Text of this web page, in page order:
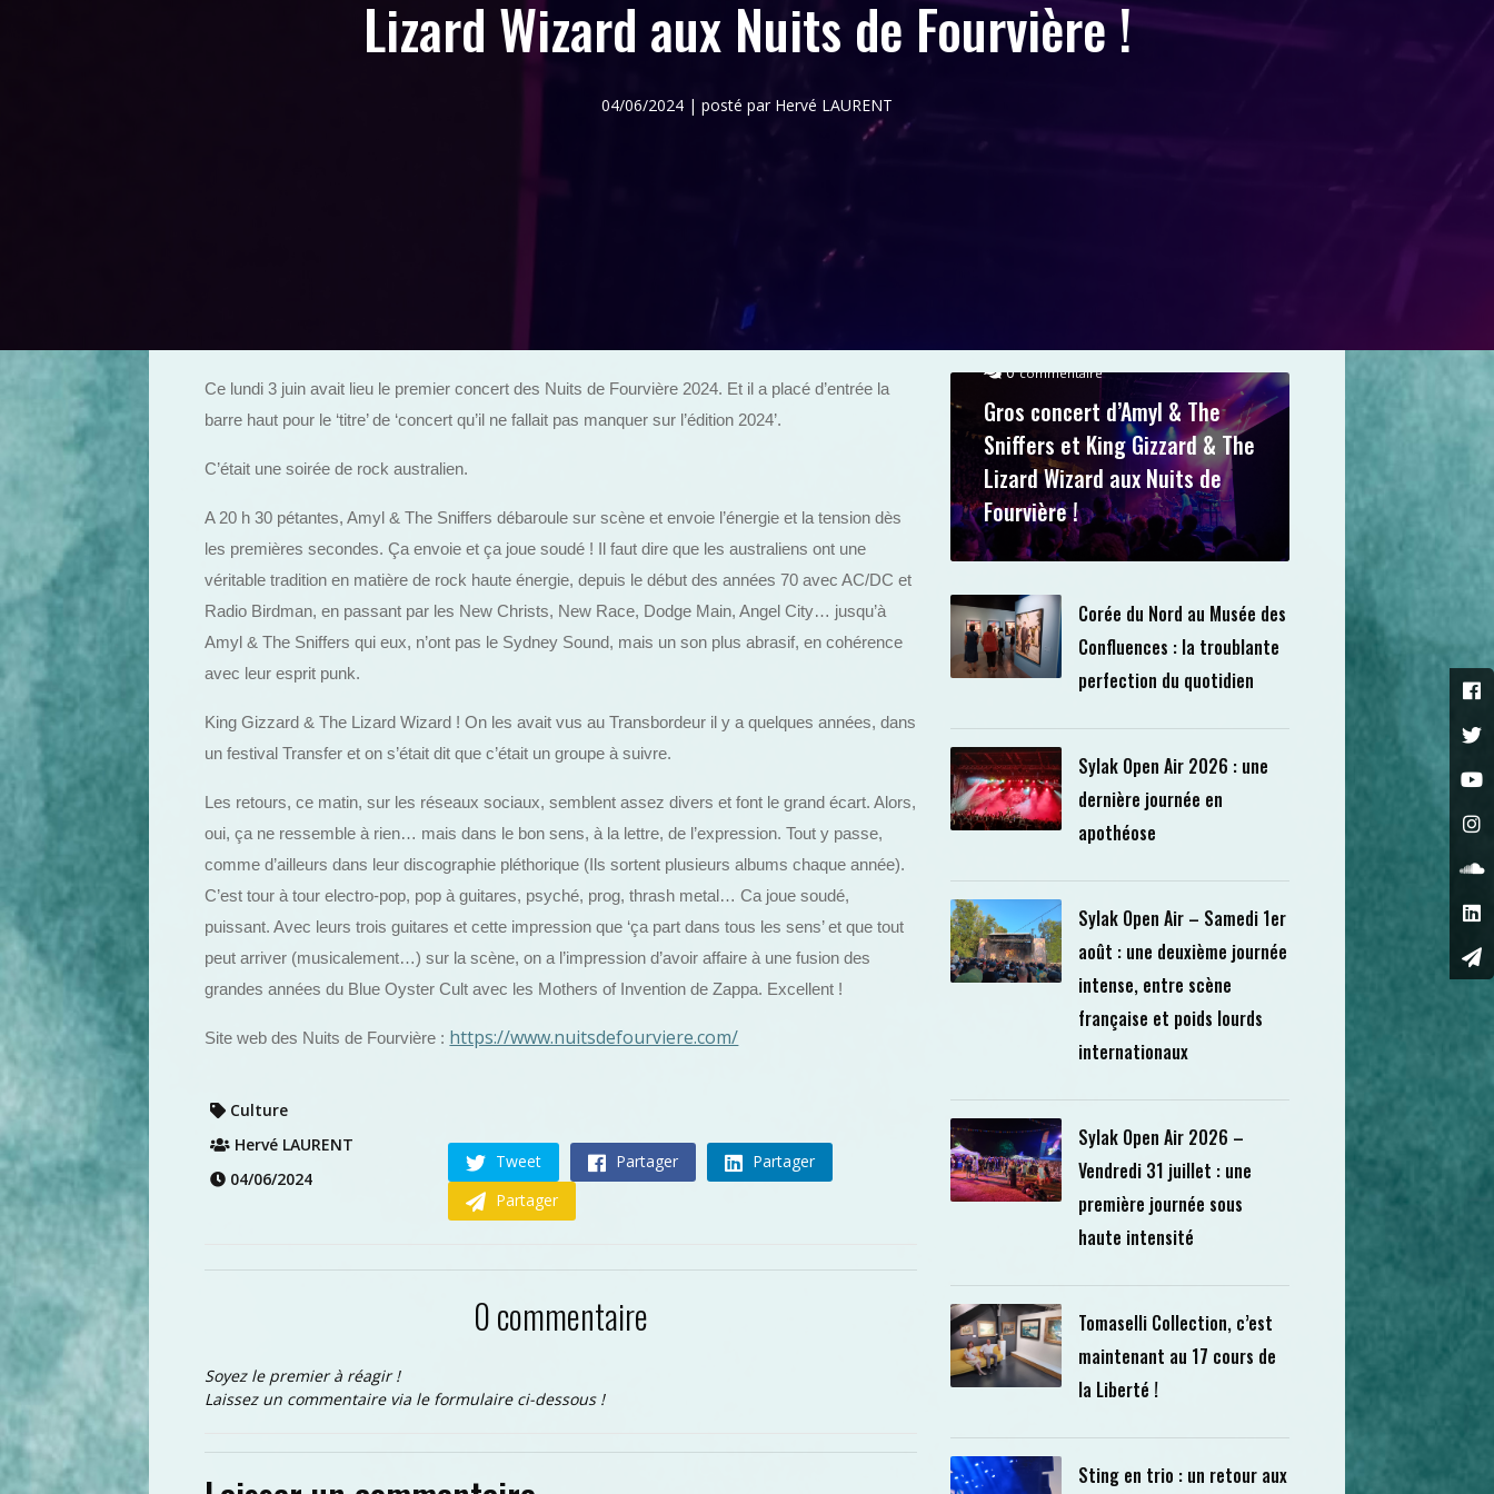
Lizard Wizard aux Nuits de Fourvière !
04/06/2024 | posté par Hervé LAURENT
Ce lundi 3 juin avait lieu le premier concert des Nuits de Fourvière 2024. Et il a placé d’entrée la
barre haut pour le ‘titre’ de ‘concert qu’il ne fallait pas manquer sur l’édition 2024’.
C’était une soirée de rock australien.
A 20 h 30 pétantes, Amyl & The Sniffers débaroule sur scène et envoie l’énergie et la tension dès
les premières secondes. Ça envoie et ça joue soudé ! Il faut dire que les australiens ont une
véritable tradition en matière de rock haute énergie, depuis le début des années 70 avec AC/DC et
Radio Birdman, en passant par les New Christs, New Race, Dodge Main, Angel City… jusqu’à
Amyl & The Sniffers qui eux, n’ont pas le Sydney Sound, mais un son plus abrasif, en cohérence
avec leur esprit punk.
King Gizzard & The Lizard Wizard ! On les avait vus au Transbordeur il y a quelques années, dans
un festival Transfer et on s’était dit que c’était un groupe à suivre.
Les retours, ce matin, sur les réseaux sociaux, semblent assez divers et font le grand écart. Alors,
oui, ça ne ressemble à rien… mais dans le bon sens, à la lettre, de l’expression. Tout y passe,
comme d’ailleurs dans leur discographie pléthorique (Ils sortent plusieurs albums chaque année).
C’est tour à tour electro-pop, pop à guitares, psyché, prog, thrash metal… Ca joue soudé,
puissant. Avec leurs trois guitares et cette impression que ‘ça part dans tous les sens’ et que tout
peut arriver (musicalement…) sur la scène, on a l’impression d’avoir affaire à une fusion des
grandes années du Blue Oyster Cult avec les Mothers of Invention de Zappa. Excellent !
Site web des Nuits de Fourvière : https://www.nuitsdefourviere.com/
Culture
Hervé LAURENT
04/06/2024
Tweet Partager
Partager
Partager
0 commentaire
Soyez le premier à réagir !
Laissez un commentaire via le formulaire ci-dessous !
0commentaire
Gros concert d’Amyl & The
Sniffers et King Gizzard & The
Lizard Wizard aux Nuits de
Fourvière !
Corée du Nord au Musée des
Confluences : la troublante
perfection du quotidien
Sylak Open Air 2026 : une
dernière journée en
apothéose
Sylak Open Air – Samedi 1er
août : une deuxième journée
intense, entre scène
française et poids lourds
internationaux
Sylak Open Air 2026 –
Vendredi 31 juillet : une
première journée sous
haute intensité
Tomaselli Collection, c’est
maintenant au 17 cours de
la Liberté !
Sting en trio : un retour aux